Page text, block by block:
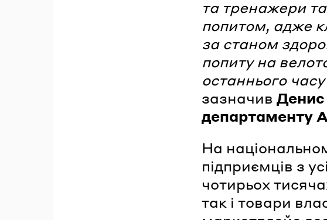
та тренажери
попитом, адже
за станом
попиту на
останнього
зазначив Денис
департаменту
На
підприємців з
чотирьох
так і товари